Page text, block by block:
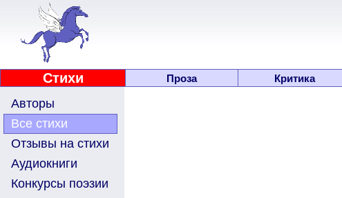
Стихи Проза Критика
Авторы
Все стихи
Отзывы на стихи
Аудиокниги
Конкурсы поэзии